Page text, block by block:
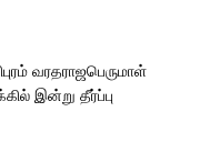
வரதராஜபெருமாள்
இன்று தீர்ப்பு